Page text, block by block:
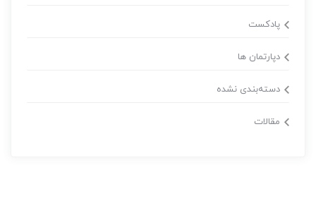
پادکست
دپارتمان ها
دسته‌بندی نشده
مقالات